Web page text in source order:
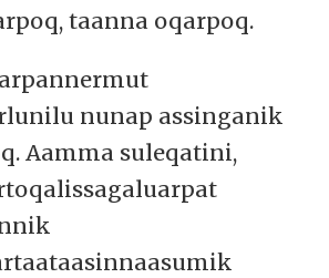
taanna oqarpoq.
nunap assinganik
Aamma suleqatini,